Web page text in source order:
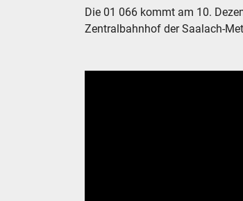
Die 01 066 kommt am 10.
Zentralbahnhof der Saalach-